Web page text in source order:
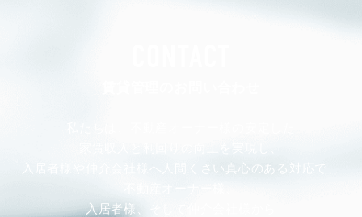
入居者様や仲介会社様へ人間くさい真心のある対応で、
入居者様、そして仲介会社様から